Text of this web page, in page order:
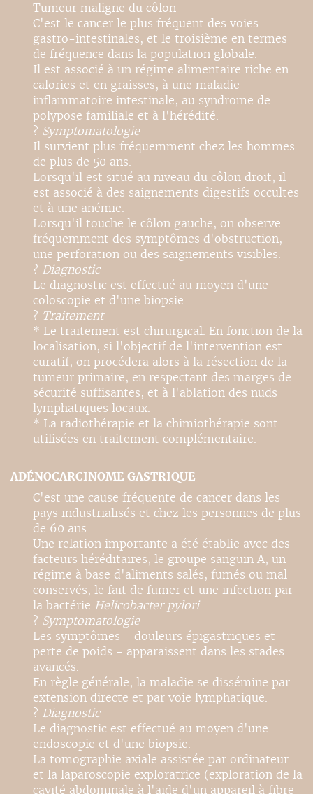
Tumeur maligne du côlon
C'est le cancer le plus fréquent des voies
gastro-intestinales, et le troisième en termes
de fréquence dans la population globale.
Il est associé à un régime alimentaire riche en
calories et en graisses, à une maladie
inflammatoire intestinale, au syndrome de
polypose familiale et à l'hérédité.
? Symptomatologie
Il survient plus fréquemment chez les hommes
de plus de 50 ans.
Lorsqu'il est situé au niveau du côlon droit, il
est associé à des saignements digestifs occultes
et à une anémie.
Lorsqu'il touche le côlon gauche, on observe
fréquemment des symptômes d'obstruction,
une perforation ou des saignements visibles.
? Diagnostic
Le diagnostic est effectué au moyen d'une
coloscopie et d'une biopsie.
? Traitement
* Le traitement est chirurgical. En fonction de la
localisation, si l'objectif de l'intervention est
curatif, on procédera alors à la résection de la
tumeur primaire, en respectant des marges de
sécurité suffisantes, et à l'ablation des nuds
lymphatiques locaux.
* La radiothérapie et la chimiothérapie sont
utilisées en traitement complémentaire.
ADÉNOCARCINOME GASTRIQUE
C'est une cause fréquente de cancer dans les
pays industrialisés et chez les personnes de plus
de 60 ans.
Une relation importante a été établie avec des
facteurs héréditaires, le groupe sanguin A, un
régime à base d'aliments salés, fumés ou mal
conservés, le fait de fumer et une infection par
la bactérie Helicobacter pylori.
? Symptomatologie
Les symptômes - douleurs épigastriques et
perte de poids - apparaissent dans les stades
avancés.
En règle générale, la maladie se dissémine par
extension directe et par voie lymphatique.
? Diagnostic
Le diagnostic est effectué au moyen d'une
endoscopie et d'une biopsie.
La tomographie axiale assistée par ordinateur
et la laparoscopie exploratrice (exploration de la
cavité abdominale à l'aide d'un appareil à fibre